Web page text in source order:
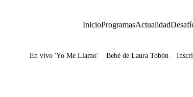
InicioProgramasActualidad
Juegos
En vivo 'Yo Me Llamo' Bebé de Laura Tobón